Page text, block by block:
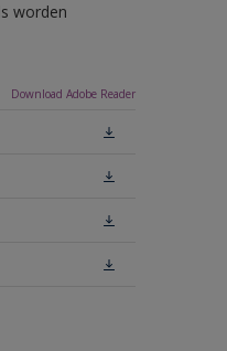
worden
Download Adobe Reader